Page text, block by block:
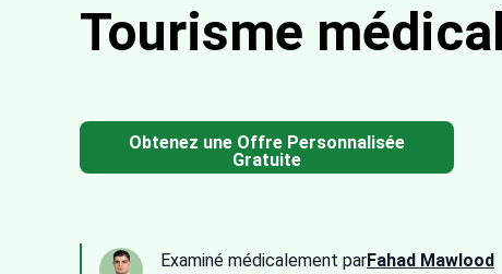
Tourisme
Obtenez une Offre Personnalisée
Gratuite
Examiné médicalement parFahad Mawlood